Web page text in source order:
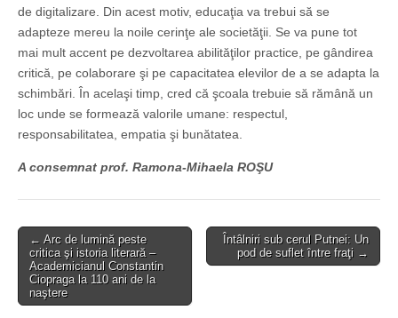
de digitalizare. Din acest motiv, educaţia va trebui să se
adapteze mereu la noile cerinţe ale societăţii. Se va pune tot
mai mult accent pe dezvoltarea abilităţilor practice, pe gândirea
critică, pe colaborare şi pe capacitatea elevilor de a se adapta la
schimbări. În acelaşi timp, cred că şcoala trebuie să rămână un
loc unde se formează valorile umane: respectul,
responsabilitatea, empatia şi bunătatea.
A consemnat prof. Ramona-Mihaela ROŞU
Post
navigation
← Arc de lumină peste
critica şi istoria literară –
Academicianul Constantin
Ciopraga la 110 ani de la
naştere
Întâlniri sub cerul Putnei: Un
pod de suflet între fraţi →